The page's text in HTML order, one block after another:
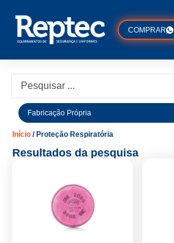
COMPRAR
Fabricação Própria
Início / Proteção Respiratória
Resultados da pesquisa